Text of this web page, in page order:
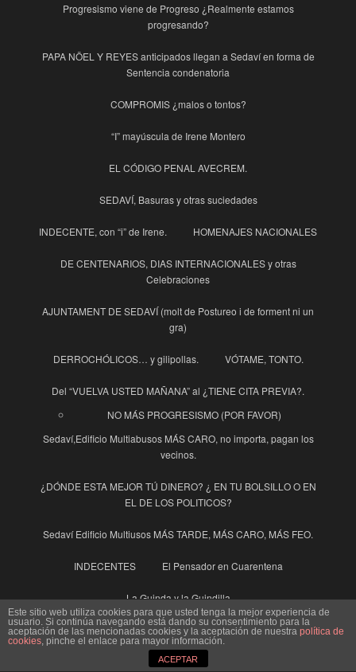
Progresismo viene de Progreso ¿Realmente estamos
progresando?
PAPA NÖEL Y REYES anticipados llegan a Sedaví en forma de
Sentencia condenatoria
COMPROMIS ¿malos o tontos?
“I” mayúscula de Irene Montero
EL CÓDIGO PENAL AVECREM.
SEDAVÍ, Basuras y otras suciedades
INDECENTE, con “i” de Irene. HOMENAJES NACIONALES
DE CENTENARIOS, DIAS INTERNACIONALES y otras
Celebraciones
AJUNTAMENT DE SEDAVÍ (molt de Postureo i de forment ni un
gra)
DERROCHÓLICOS… y gilipollas. VÓTAME, TONTO.
Del “VUELVA USTED MAÑANA” al ¿TIENE CITA PREVIA?.
NO MÁS PROGRESISMO (POR FAVOR)
Sedaví,Edificio Multiabusos MÁS CARO, no importa, pagan los
vecinos.
¿DÓNDE ESTA MEJOR TÚ DINERO? ¿ EN TU BOLSILLO O EN
EL DE LOS POLITICOS?
Sedaví Edificio Multiusos MÁS TARDE, MÁS CARO, MÁS FEO.
INDECENTES El Pensador en Cuarentena
La Guinda y la Guindilla
Ayuntamiento
Enhorabuena al Pueblo de Sedaví
SEDAVI, UN AYUNTAMIENTO OPACO, PERO QUE MUY
Este sitio web utiliza cookies para que usted tenga la mejor experiencia de
usuario. Si continúa navegando está dando su consentimiento para la
aceptación de las mencionadas cookies y la aceptación de nuestra política de
cookies, pinche el enlace para mayor información.
ACEPTAR